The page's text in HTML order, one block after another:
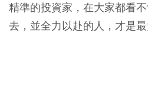
精準的投資家，在大家都看
去，並全力以赴的人，才是最